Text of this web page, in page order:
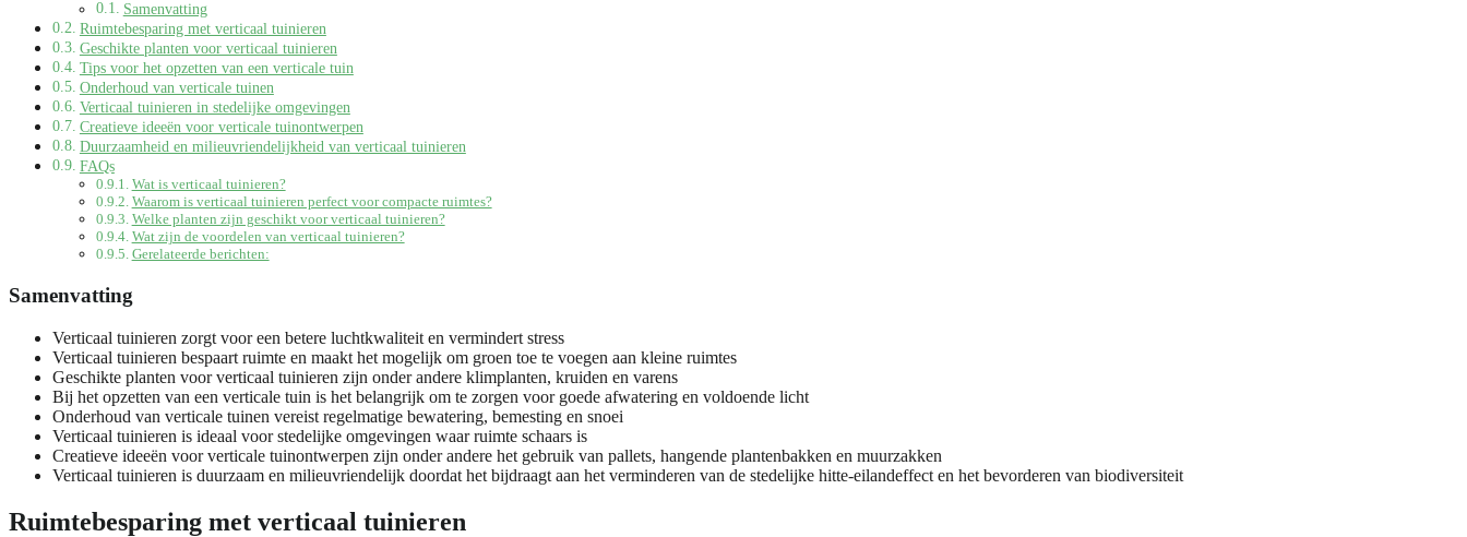
Samenvatting
Ruimtebesparing met verticaal tuinieren
Geschikte planten voor verticaal tuinieren
Tips voor het opzetten van een verticale tuin
Onderhoud van verticale tuinen
Verticaal tuinieren in stedelijke omgevingen
Creatieve ideeën voor verticale tuinontwerpen
Duurzaamheid en milieuvriendelijkheid van verticaal tuinieren
FAQs
Wat is verticaal tuinieren?
Waarom is verticaal tuinieren perfect voor compacte ruimtes?
Welke planten zijn geschikt voor verticaal tuinieren?
Wat zijn de voordelen van verticaal tuinieren?
Gerelateerde berichten:
Samenvatting
Verticaal tuinieren zorgt voor een betere luchtkwaliteit en vermindert stress
Verticaal tuinieren bespaart ruimte en maakt het mogelijk om groen toe te voegen aan kleine ruimtes
Geschikte planten voor verticaal tuinieren zijn onder andere klimplanten, kruiden en varens
Bij het opzetten van een verticale tuin is het belangrijk om te zorgen voor goede afwatering en voldoende licht
Onderhoud van verticale tuinen vereist regelmatige bewatering, bemesting en snoei
Verticaal tuinieren is ideaal voor stedelijke omgevingen waar ruimte schaars is
Creatieve ideeën voor verticale tuinontwerpen zijn onder andere het gebruik van pallets, hangende plantenbakken en muurzakken
Verticaal tuinieren is duurzaam en milieuvriendelijk doordat het bijdraagt aan het verminderen van de stedelijke hitte-eilandeffect en het bevorderen van biodiversiteit
Ruimtebesparing met verticaal tuinieren